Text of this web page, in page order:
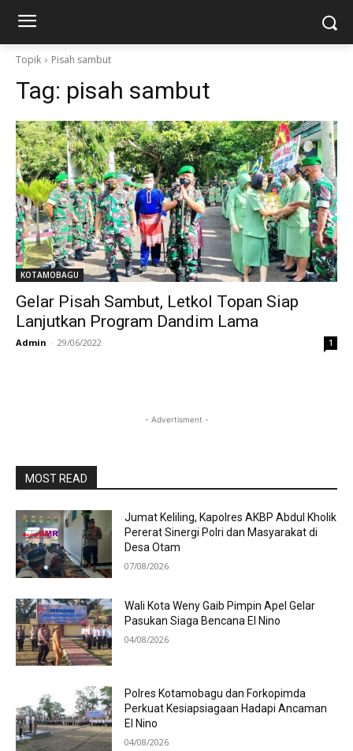
Topik Pisah sambut
Tag: pisah sambut
KOTAMOBAGU
Gelar Pisah Sambut, Letkol Topan Siap
Lanjutkan Program Dandim Lama
Admin - 29/06/2022 1
- Advertisment -
MOST READ
Jumat Keliling, Kapolres AKBP Abdul Kholik
Pererat Sinergi Polri dan Masyarakat di
Desa Otam
07/08/2026
Wali Kota Weny Gaib Pimpin Apel Gelar
Pasukan Siaga Bencana El Nino
04/08/2026
Polres Kotamobagu dan Forkopimda
Perkuat Kesiapsiagaan Hadapi Ancaman
El Nino
04/08/2026